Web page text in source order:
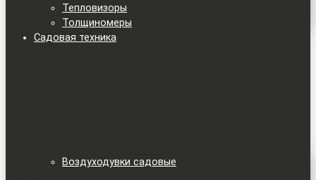
Тепловизоры
Толщиномеры
Садовая техника
Воздуходувки садовые